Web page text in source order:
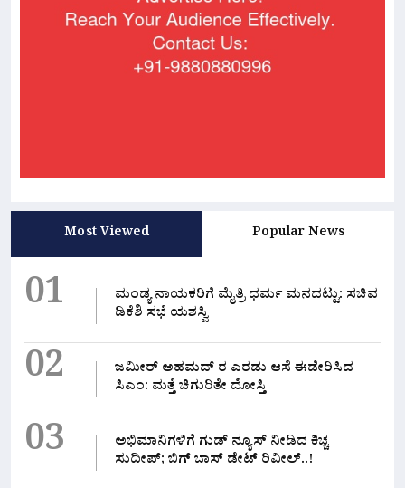
Most Viewed Popular News
01
ಮಂಡ್ಯ ನಾಯಕರಿಗೆ ಮೈತ್ರಿ ಧರ್ಮ ಮನದಟ್ಟು: ಸಚಿವ
ಡಿಕೆಶಿ ಸಭೆ ಯಶಸ್ವಿ
02
ಜಮೀರ್ ಅಹಮದ್ ರ ಎರಡು ಆಸೆ ಈಡೇರಿಸಿದ
ಸಿಎಂ: ಮತ್ತೆ ಚಿಗುರಿತೇ ದೋಸ್ತಿ
03
ಅಭಿಮಾನಿಗಳಿಗೆ ಗುಡ್ ನ್ಯೂಸ್ ನೀಡಿದ ಕಿಚ್ಚ
ಸುದೀಪ್; ಬಿಗ್ ಬಾಸ್ ಡೇಟ್ ರಿವೀಲ್..!